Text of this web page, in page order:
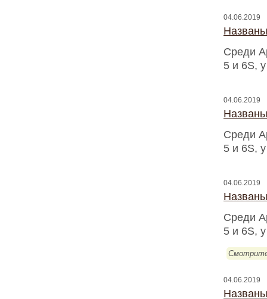
04.06.2019
Среди
5 и 6S,
04.06.2019
Среди
5 и 6S,
04.06.2019
Среди
5 и 6S,
04.06.2019